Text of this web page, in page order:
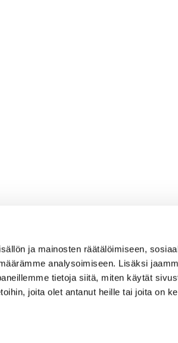
ja mainosten räätälöimiseen,
analysoimiseen. Lisäksi
tietoja siitä, miten käytät
joita olet antanut heille tai joita on